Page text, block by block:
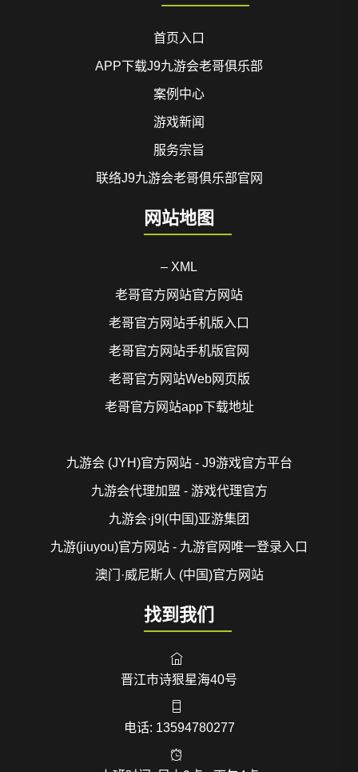
首页入口
APP下载J9九游会老哥俱乐部
案例中心
游戏新闻
服务宗旨
联络J9九游会老哥俱乐部官网
网站地图
– XML
老哥官方网站官方网站
老哥官方网站手机版入口
老哥官方网站手机版官网
老哥官方网站Web网页版
老哥官方网站app下载地址
九游会 (JYH)官方网站 - J9游戏官方平台
九游会代理加盟 - 游戏代理官方
九游会·j9|(中国)亚游集团
九游(jiuyou)官方网站 - 九游官网唯一登录入口
澳门·威尼斯人 (中国)官方网站
找到我们
晋江市诗狠星海40号
电话: 13594780277